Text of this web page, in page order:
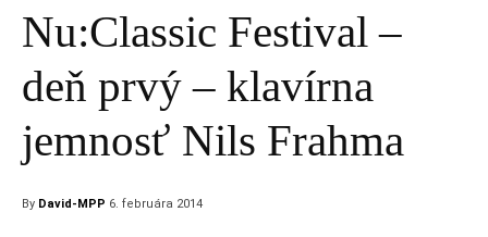
Nu:Classic Festival –
deň prvý – klavírna
jemnosť Nils Frahma
By David-MPP 6. februára 2014